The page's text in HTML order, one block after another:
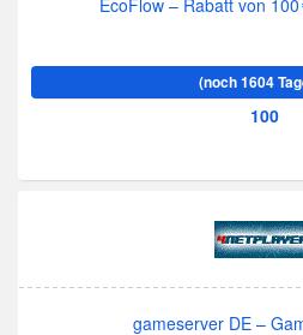
EcoFlow – Rabatt von
(noch 1604
100
gameserver DE –